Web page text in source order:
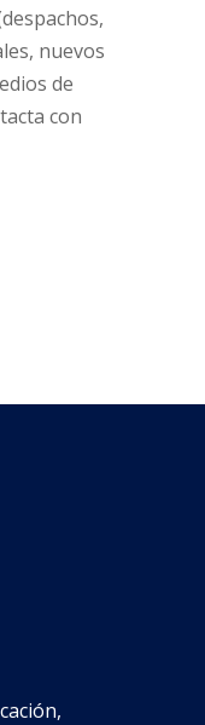
nuevos
de
con